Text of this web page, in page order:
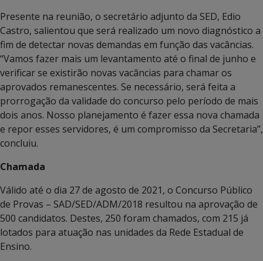
Presente na reunião, o secretário adjunto da SED, Edio
Castro, salientou que será realizado um novo diagnóstico a
fim de detectar novas demandas em função das vacâncias.
“Vamos fazer mais um levantamento até o final de junho e
verificar se existirão novas vacâncias para chamar os
aprovados remanescentes. Se necessário, será feita a
prorrogação da validade do concurso pelo período de mais
dois anos. Nosso planejamento é fazer essa nova chamada
e repor esses servidores, é um compromisso da Secretaria”,
concluiu.
Chamada
Válido até o dia 27 de agosto de 2021, o Concurso Público
de Provas – SAD/SED/ADM/2018 resultou na aprovação de
500 candidatos. Destes, 250 foram chamados, com 215 já
lotados para atuação nas unidades da Rede Estadual de
Ensino.